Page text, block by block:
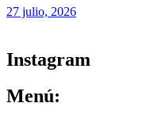
27 julio, 2026
Instagram
Menú: